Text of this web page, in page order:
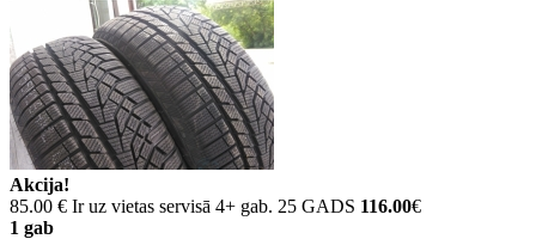
Akcija!
85.00 € Ir uz vietas servisā 4+ gab. 25 GADS 116.00€
1 gab